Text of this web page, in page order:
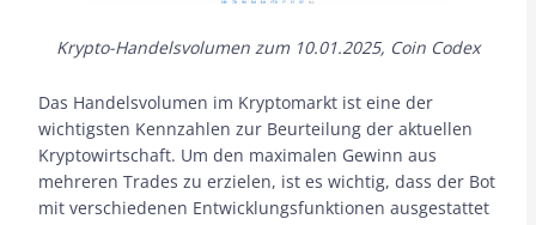
Krypto-Handelsvolumen zum 10.01.2025, Coin Codex
Das Handelsvolumen im Kryptomarkt ist eine der
wichtigsten Kennzahlen zur Beurteilung der aktuellen
Kryptowirtschaft. Um den maximalen Gewinn aus
mehreren Trades zu erzielen, ist es wichtig, dass der Bot
mit verschiedenen Entwicklungsfunktionen ausgestattet